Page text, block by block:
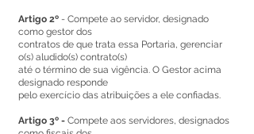
Artigo 2º - Compete ao servidor, designado
como gestor dos
contratos de que trata essa Portaria, gerenciar
o(s) aludido(s) contrato(s)
até o término de sua vigência. O Gestor acima
designado responde
pelo exercício das atribuições a ele confiadas.
Artigo 3º - Compete aos servidores, designados